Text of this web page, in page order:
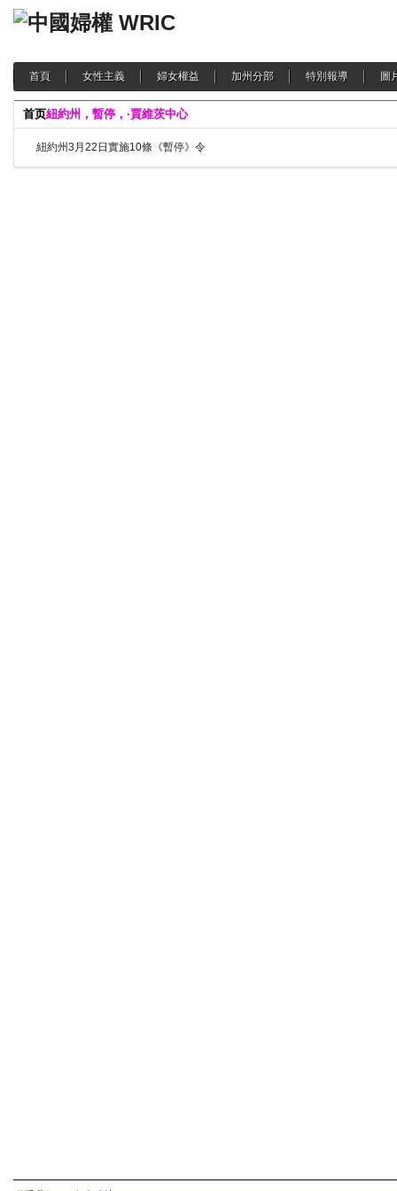
首頁 女性主義 婦女權益 加州分部 特別報導 圖
首页紐約州，暫停，·賈維茨中心
紐約州3月22日實施10條《暫停》令